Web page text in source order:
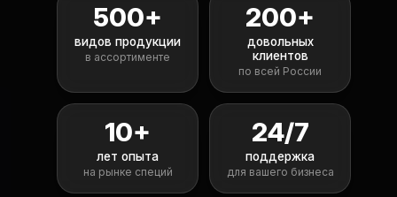
500+
видов продукции
в ассортименте
200+
довольных
клиентов
по всей России
10+
лет опыта
на рынке специй
24/7
поддержка
для вашего бизнеса